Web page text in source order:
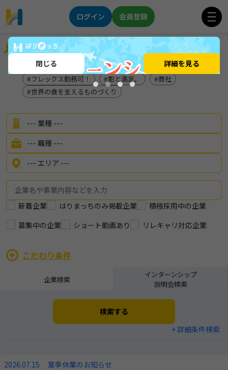
ログイン 会員登録
企業を探す
★インテリア×メーカー★
三菱重工グループ【兵庫県】
フレックス勤務可！
割と満足。
商社
世界の食を支えるものづくり
新着企業 はりまっちのみ掲載企業
積極採用中の企業
募集中の企業
ショート動画あり リレキャリ対応企業
こだわり条件
企業検索
インターンシップ
説明会検索
検索する
+ 詳細条件検索
2026.07.15 夏季休業のお知らせ
閉じる 詳細を見る